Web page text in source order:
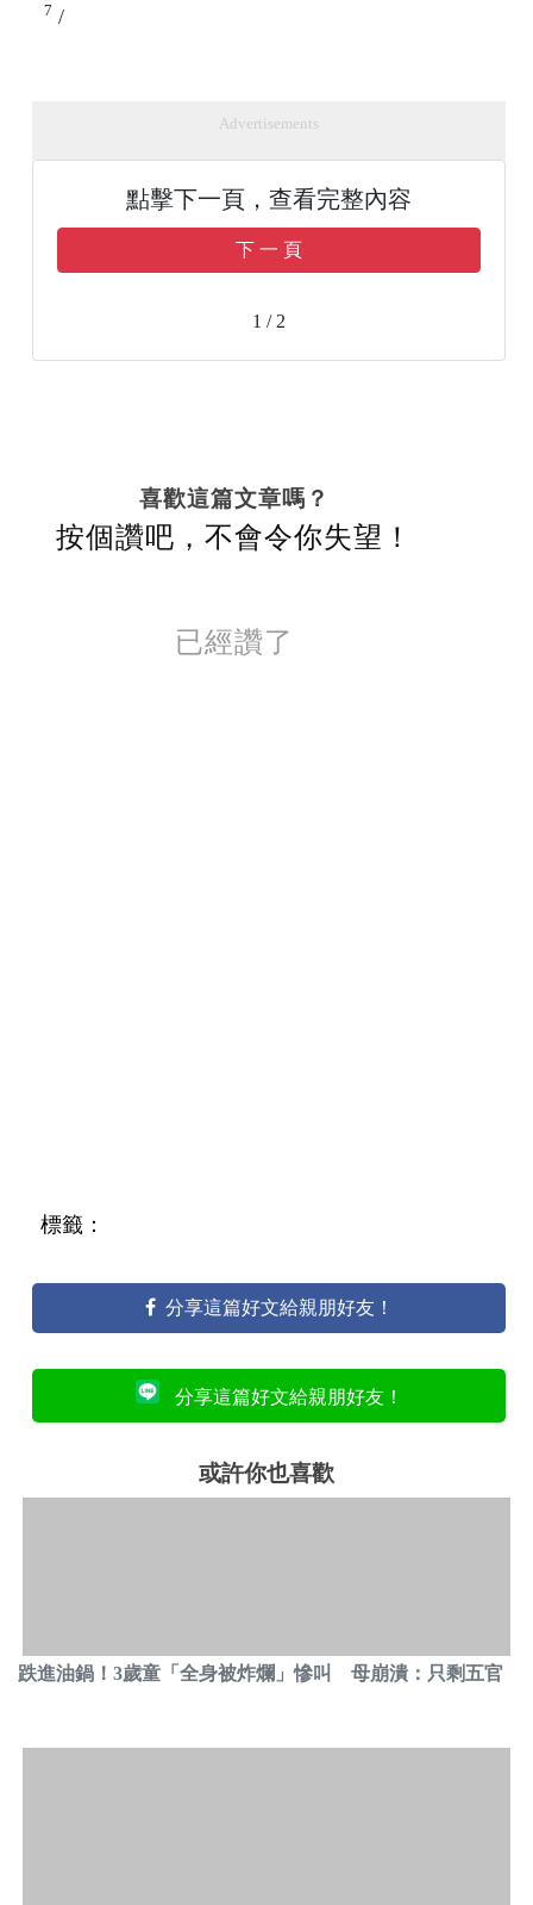
7 /
Advertisements
點擊下一頁，查看完整內容
下 一 頁
1 / 2
喜歡這篇文章嗎？
按個讚吧，不會令你失望！
已經讚了
標籤：
分享這篇好文給親朋好友！
分享這篇好文給親朋好友！
或許你也喜歡
跌進油鍋！3歲童「全身被炸爛」慘叫 母崩潰：只剩五官